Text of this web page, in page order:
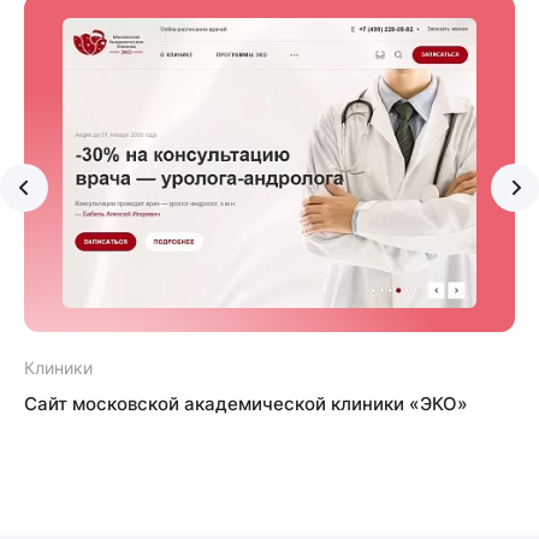
Клиники
Сайт московской академической клиники «ЭКО»